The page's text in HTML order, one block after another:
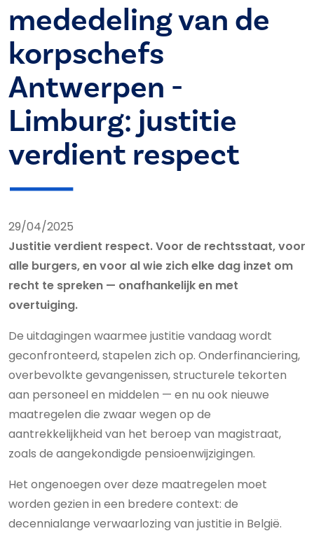
mededeling van de
korpschefs
Antwerpen -
Limburg: justitie
verdient respect
29/04/2025
Justitie verdient respect. Voor de rechtsstaat, voor
alle burgers, en voor al wie zich elke dag inzet om
recht te spreken — onafhankelijk en met
overtuiging.
De uitdagingen waarmee justitie vandaag wordt
geconfronteerd, stapelen zich op. Onderfinanciering,
overbevolkte gevangenissen, structurele tekorten
aan personeel en middelen — en nu ook nieuwe
maatregelen die zwaar wegen op de
aantrekkelijkheid van het beroep van magistraat,
zoals de aangekondigde pensioenwijzigingen.
Het ongenoegen over deze maatregelen moet
worden gezien in een bredere context: de
decennialange verwaarlozing van justitie in België.